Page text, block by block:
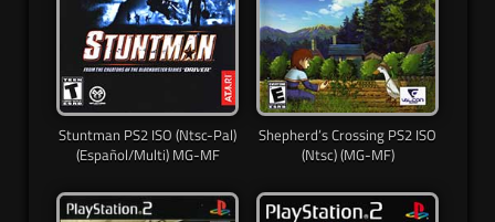
Stuntman PS2 ISO (Ntsc-Pal)
(Español/Multi) MG-MF
Shepherd’s Crossing PS2 ISO
(Ntsc) (MG-MF)